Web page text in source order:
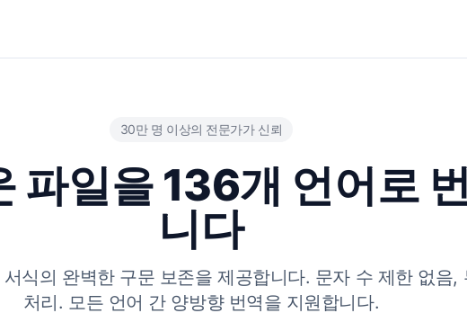
30만 명 이상의 전문가가 신뢰
파일을 136개 언어로
니다
식의 완벽한 구문 보존을 제공합니다. 문자 수 제한 없음,
처리. 모든 언어 간 양방향 번역을 지원합니다.